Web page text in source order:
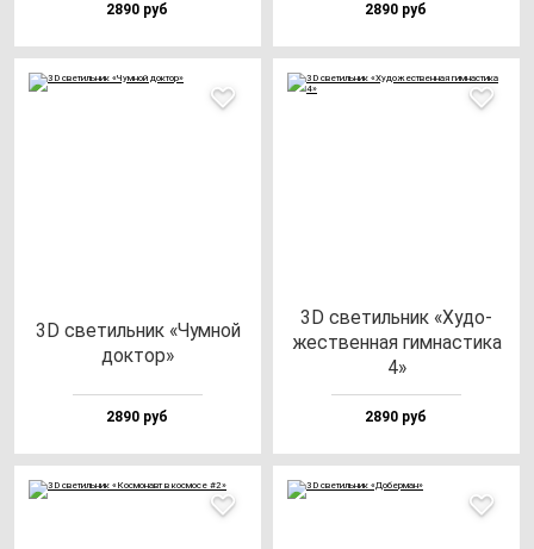
2890 руб 2890 руб
3D све­тиль­ник «Чум­ной
док­тор»
2890 руб
3D све­тиль­ник «Худо­
жес­твен­ная гим­нас­ти­ка
4»
2890 руб